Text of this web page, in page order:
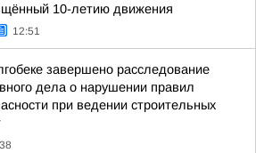
10-летию движения
12:51
завершено расследование
дела о нарушении правил
при ведении строительных